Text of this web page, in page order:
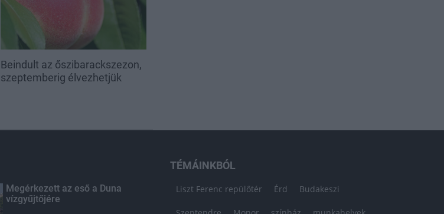
Beindult az őszibarackszezon,
szeptemberig élvezhetjük
Megérkezett az eső a Duna
vízgyűjtőjére
TÉMÁINKBÓL
Liszt Ferenc repülőtér Érd Budakeszi